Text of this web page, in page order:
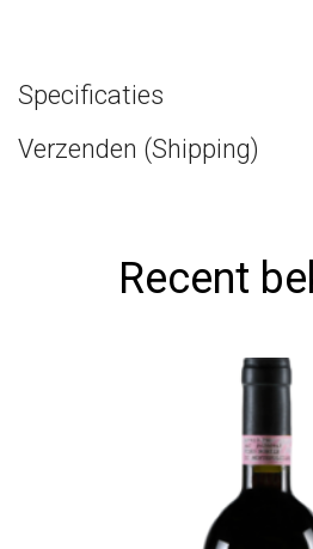
Specificaties
Verzenden (Shipping)
Recent